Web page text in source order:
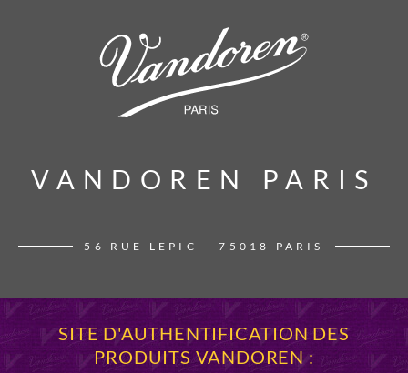
VANDOREN PARIS
VANDOREN PARIS
56 RUE LEPIC – 75018 PARIS
SITE D'AUTHENTIFICATION DES
PRODUITS VANDOREN :